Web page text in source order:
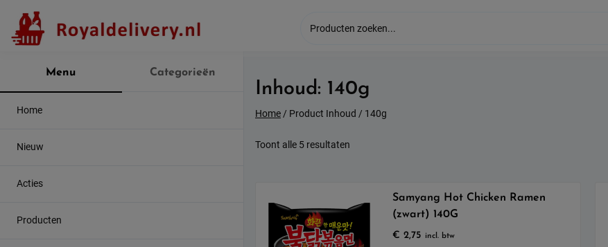
content
Menu Categorieën
Home
Nieuw
Acties
Producten
Inhoud: 140g
Home/ Product Inhoud / 140g
Toont alle 5 resultaten
Samyang Hot Chicken Ramen
(zwart) 140G
€ 2,75 incl. btw